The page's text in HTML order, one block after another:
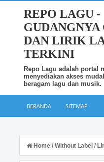
REPO LAGU -
GUDANGNYA
DAN LIRIK
TERKINI
Repo Lagu adalah portal
menyediakan akses
beragam lagu dan musik.
BERANDA SITEMAP
Home / Without Label /